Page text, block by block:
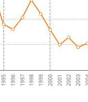
1995 1996 1997 1998 1999 2000 2001 2002 2003